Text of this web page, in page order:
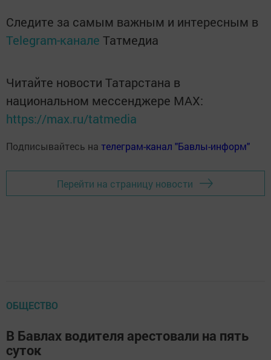
Следите за самым важным и интересным в
Telegram-канале Татмедиа
Читайте новости Татарстана в
национальном мессенджере MАХ:
https://max.ru/tatmedia
Подписывайтесь на телеграм-канал "Бавлы-информ"
Перейти на страницу новости
ОБЩЕСТВО
В Бавлах водителя арестовали на пять
суток